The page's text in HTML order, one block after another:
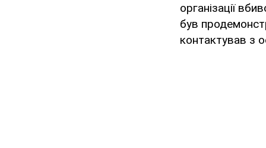
організації
був
контактував з